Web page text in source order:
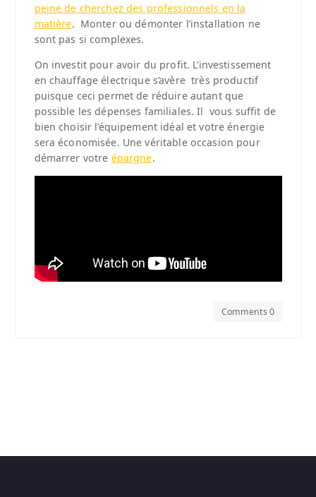
peine de cherchez des professionnels en la
matière. Monter ou démonter l’installation ne
sont pas si complexes.
On investit pour avoir du profit. L’investissement
en chauffage électrique s’avère très productif
puisque ceci permet de réduire autant que
possible les dépenses familiales. Il vous suffit de
bien choisir l’équipement idéal et votre énergie
sera économisée. Une véritable occasion pour
démarrer votre épargne.
Comments 0